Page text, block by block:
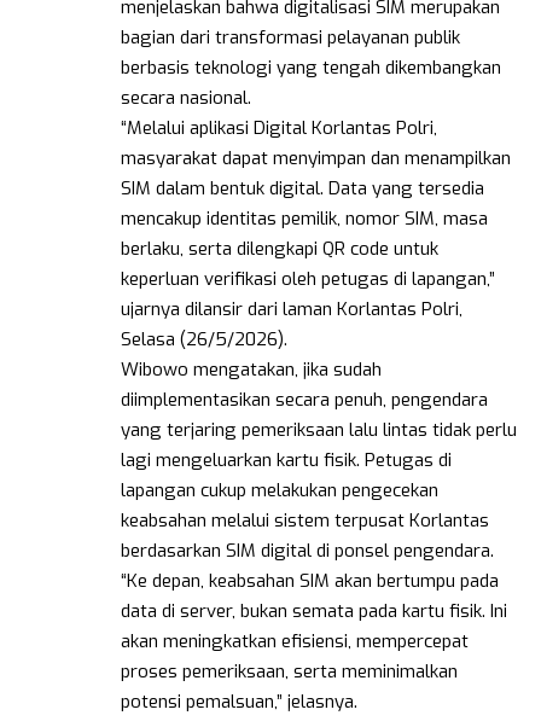
menjelaskan bahwa digitalisasi SIM merupakan
bagian dari transformasi pelayanan publik
berbasis teknologi yang tengah dikembangkan
secara nasional.
“Melalui aplikasi Digital Korlantas Polri,
masyarakat dapat menyimpan dan menampilkan
SIM dalam bentuk digital. Data yang tersedia
mencakup identitas pemilik, nomor SIM, masa
berlaku, serta dilengkapi QR code untuk
keperluan verifikasi oleh petugas di lapangan,”
ujarnya dilansir dari laman Korlantas Polri,
Selasa (26/5/2026).
Wibowo mengatakan, jika sudah
diimplementasikan secara penuh, pengendara
yang terjaring pemeriksaan lalu lintas tidak perlu
lagi mengeluarkan kartu fisik. Petugas di
lapangan cukup melakukan pengecekan
keabsahan melalui sistem terpusat Korlantas
berdasarkan SIM digital di ponsel pengendara.
“Ke depan, keabsahan SIM akan bertumpu pada
data di server, bukan semata pada kartu fisik. Ini
akan meningkatkan efisiensi, mempercepat
proses pemeriksaan, serta meminimalkan
potensi pemalsuan,” jelasnya.